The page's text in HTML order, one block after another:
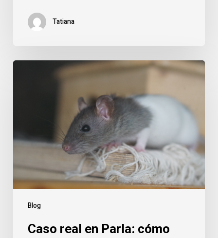
Tatiana
Blog
control
frente
Caso real en Parla: cómo